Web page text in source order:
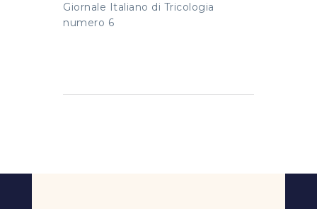
Giornale Italiano di Tricologia
numero 6